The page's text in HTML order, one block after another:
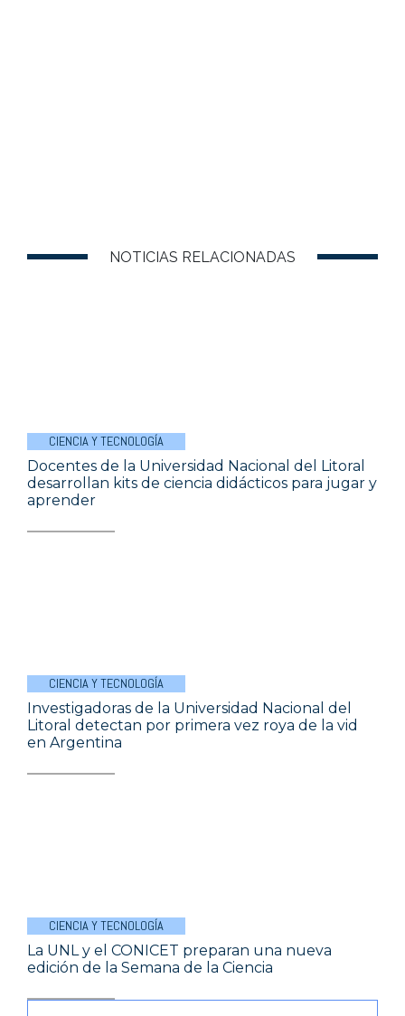
NOTICIAS RELACIONADAS
CIENCIA Y TECNOLOGÍA
Docentes de la Universidad Nacional del Litoral
desarrollan kits de ciencia didácticos para jugar y
aprender
CIENCIA Y TECNOLOGÍA
Investigadoras de la Universidad Nacional del
Litoral detectan por primera vez roya de la vid
en Argentina
CIENCIA Y TECNOLOGÍA
La UNL y el CONICET preparan una nueva
edición de la Semana de la Ciencia